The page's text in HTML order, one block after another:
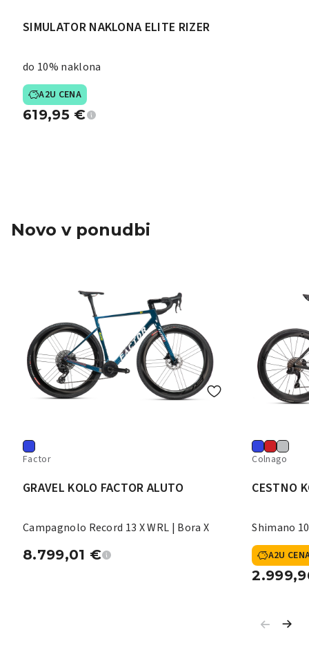
SIMULATOR NAKLONA ELITE RIZER
do 10% naklona
A2U CENA
619,95 €
Novo v ponudbi
Factor
GRAVEL KOLO FACTOR ALUTO
Campagnolo Record 13 X WRL | Bora X
8.799,01 €
Colnago
CESTNO
Shimano
A2U